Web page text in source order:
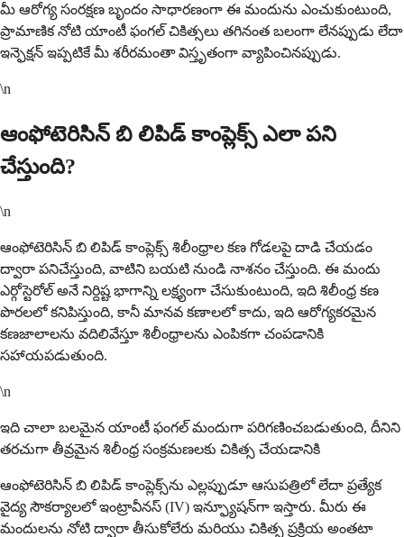
మీ ఆరోగ్య సంరక్షణ బృందం సాధారణంగా ఈ మందును ఎంచుకుంటుంది,
ప్రామాణిక నోటి యాంటీ ఫంగల్ చికిత్సలు తగినంత బలంగా లేనప్పుడు లేదా
ఇన్ఫెక్షన్ ఇప్పటికే మీ శరీరమంతా విస్తృతంగా వ్యాపించినప్పుడు.
\n
ఆంఫోటెరిసిన్ బి లిపిడ్ కాంప్లెక్స్ ఎలా పని
చేస్తుంది?
\n
ఆంఫోటెరిసిన్ బి లిపిడ్ కాంప్లెక్స్ శిలీంధ్రాల కణ గోడలపై దాడి చేయడం
ద్వారా పనిచేస్తుంది, వాటిని బయటి నుండి నాశనం చేస్తుంది. ఈ మందు
ఎర్గోస్టెరోల్ అనే నిర్దిష్ట భాగాన్ని లక్ష్యంగా చేసుకుంటుంది, ఇది శిలీంధ్ర కణ
పొరలలో కనిపిస్తుంది, కానీ మానవ కణాలలో కాదు, ఇది ఆరోగ్యకరమైన
కణజాలాలను వదిలివేస్తూ శిలీంధ్రాలను ఎంపికగా చంపడానికి
సహాయపడుతుంది.
\n
ఇది చాలా బలమైన యాంటీ ఫంగల్ మందుగా పరిగణించబడుతుంది, దీనిని
తరచుగా తీవ్రమైన శిలీంధ్ర సంక్రమణలకు చికిత్స చేయడానికి
ఆంఫోటెరిసిన్ బి లిపిడ్ కాంప్లెక్స్‌ను ఎల్లప్పుడూ ఆసుపత్రిలో లేదా ప్రత్యేక
వైద్య సౌకర్యాలలో ఇంట్రావీనస్ (IV) ఇన్ఫ్యూషన్‌గా ఇస్తారు. మీరు ఈ
మందులను నోటి ద్వారా తీసుకోలేరు మరియు చికిత్స ప్రక్రియ అంతటా